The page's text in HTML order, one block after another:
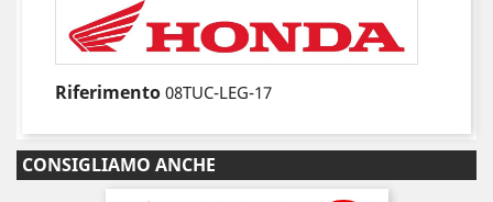
Riferimento 08TUC-LEG-17
CONSIGLIAMO ANCHE